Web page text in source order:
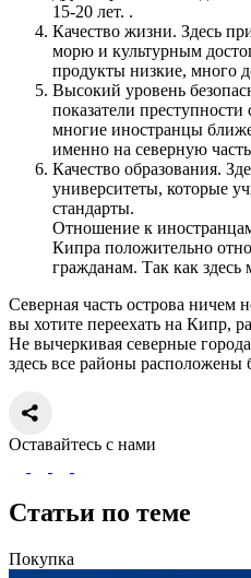
15-20 лет. .
Качество жизни. Здесь
морю и культурным
продукты низкие, много
Высокий уровень
показатели
многие иностранцы
именно на северную
Качество образования.
университеты, которые
стандарты.
Отношение к
Кипра положительно
гражданам. Так как здесь
Северная часть острова
вы хотите переехать на Кипр,
Не вычеркивая северные
здесь все районы расположены
Оставайтесь с нами
Статьи по теме
Покупка